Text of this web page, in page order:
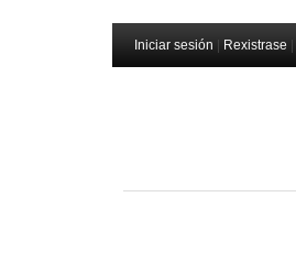
Iniciar sesión Rexistrase